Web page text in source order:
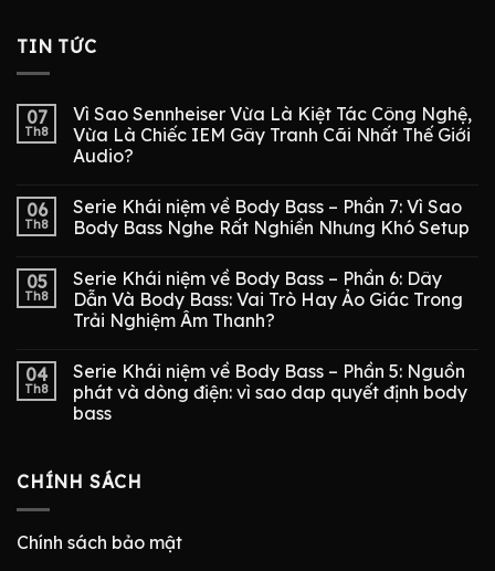
TIN TỨC
07
Th8
Vì Sao Sennheiser Vừa Là Kiệt Tác Công Nghệ,
Vừa Là Chiếc IEM Gây Tranh Cãi Nhất Thế Giới
Audio?
06
Th8
Serie Khái niệm về Body Bass – Phần 7: Vì Sao
Body Bass Nghe Rất Nghiền Nhưng Khó Setup
05
Th8
Serie Khái niệm về Body Bass – Phần 6: Dây
Dẫn Và Body Bass: Vai Trò Hay Ảo Giác Trong
Trải Nghiệm Âm Thanh?
04
Th8
Serie Khái niệm về Body Bass – Phần 5: Nguồn
phát và dòng điện: vì sao dap quyết định body
bass
CHÍNH SÁCH
Chính sách bảo mật